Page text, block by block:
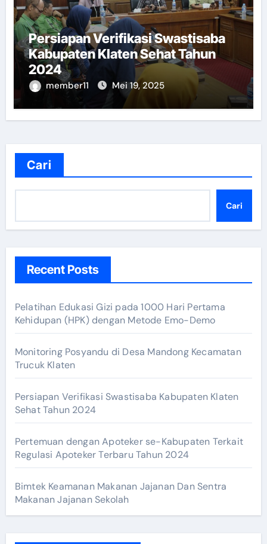
Persiapan Verifikasi Swastisaba
Kabupaten Klaten Sehat Tahun
2024
member11 Mei 19, 2025
Cari
Cari
Recent Posts
Pelatihan Edukasi Gizi pada 1000 Hari Pertama
Kehidupan (HPK) dengan Metode Emo-Demo
Monitoring Posyandu di Desa Mandong Kecamatan
Trucuk Klaten
Persiapan Verifikasi Swastisaba Kabupaten Klaten
Sehat Tahun 2024
Pertemuan dengan Apoteker se-Kabupaten Terkait
Regulasi Apoteker Terbaru Tahun 2024
Bimtek Keamanan Makanan Jajanan Dan Sentra
Makanan Jajanan Sekolah